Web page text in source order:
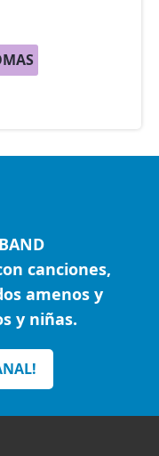
canciones,
amenos y
y niñas.